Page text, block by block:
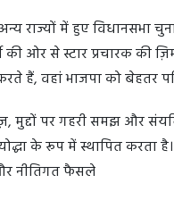
राज्यों में हुए विधानसभा
की ओर से स्टार प्रचारक की
हैं, वहां भाजपा को बेहतर
मुद्दों पर गहरी समझ और
के रूप में स्थापित करता है।
नीतिगत फैसले